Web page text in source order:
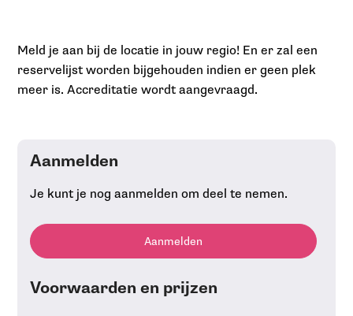
Meld je aan bij de locatie in jouw regio! En er zal een
reservelijst worden bijgehouden indien er geen plek
meer is. Accreditatie wordt aangevraagd.
Aanmelden
Je kunt je nog aanmelden om deel te nemen.
Aanmelden
Voorwaarden en prijzen